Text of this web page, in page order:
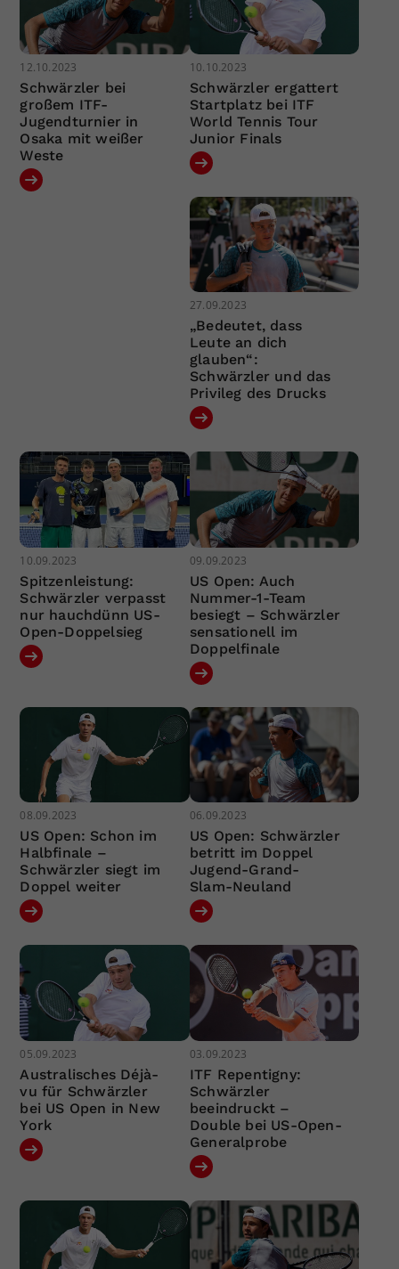
12.10.2023
Schwärzler bei
großem ITF-
Jugendturnier in
Osaka mit weißer
Weste
10.10.2023
Schwärzler ergattert
Startplatz bei ITF
World Tennis Tour
Junior Finals
27.09.2023
„Bedeutet, dass
Leute an dich
glauben“:
Schwärzler und das
Privileg des Drucks
10.09.2023
Spitzenleistung:
Schwärzler verpasst
nur hauchdünn US-
Open-Doppelsieg
09.09.2023
US Open: Auch
Nummer-1-Team
besiegt – Schwärzler
sensationell im
Doppelfinale
08.09.2023
US Open: Schon im
Halbfinale –
Schwärzler siegt im
Doppel weiter
06.09.2023
US Open: Schwärzler
betritt im Doppel
Jugend-Grand-
Slam-Neuland
05.09.2023
Australisches Déjà-
vu für Schwärzler
bei US Open in New
York
03.09.2023
ITF Repentigny:
Schwärzler
beeindruckt –
Double bei US-Open-
Generalprobe